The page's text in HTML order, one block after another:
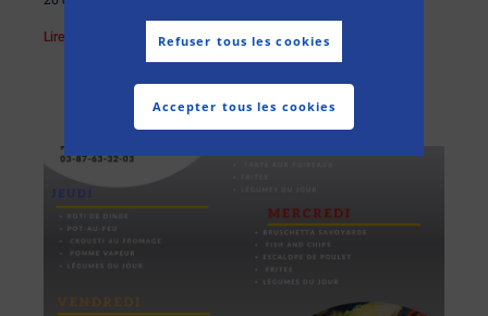
Refuser tous les cookies
Accepter tous les cookies
Lire la suite »